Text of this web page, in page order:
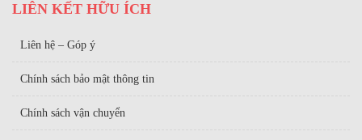
LIÊN KẾT HỮU ÍCH
Liên hệ – Góp ý
Chính sách bảo mật thông tin
Chính sách vận chuyển